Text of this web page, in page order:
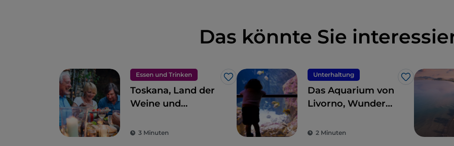
Das könnte Sie
Essen und Trinken
Like
Toskana, Land der
Weine und
Speisen
3 Minuten
Unterhaltung
Like
Das Aquarium von
Livorno, Wunder
der Ökologie
2 Minuten